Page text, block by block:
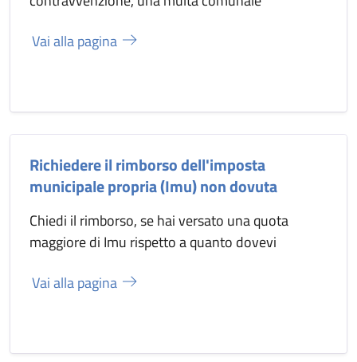
Vai alla pagina
Richiedere il rimborso dell'imposta
municipale propria (Imu) non dovuta
Chiedi il rimborso, se hai versato una quota
maggiore di Imu rispetto a quanto dovevi
Vai alla pagina